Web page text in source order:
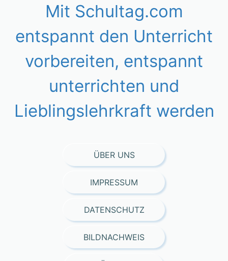
Mit Schultag.com
entspannt den Unterricht
vorbereiten, entspannt
unterrichten und
Lieblingslehrkraft werden
ÜBER UNS
IMPRESSUM
DATENSCHUTZ
BILDNACHWEIS